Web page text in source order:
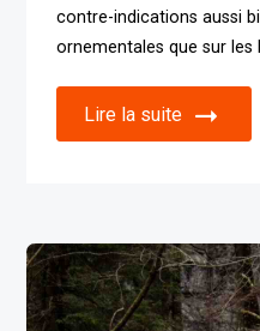
contre-indications aussi
ornementales que sur les
Lire la suite